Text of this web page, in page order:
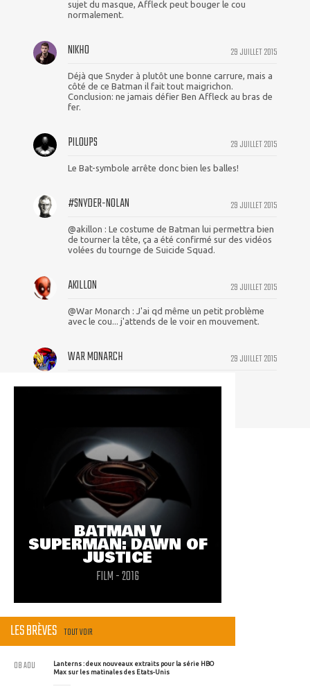
sujet du masque, Affleck peut bouger le cou
normalement.
29 JUILLET 2015
NIKHO
Déjà que Snyder à plutôt une bonne carrure, mais a
côté de ce Batman il fait tout maigrichon.
Conclusion: ne jamais défier Ben Affleck au bras de
fer.
29 JUILLET 2015
PILOUPS
Le Bat-symbole arrête donc bien les balles!
29 JUILLET 2015
#SNYDER-NOLAN
@akillon : Le costume de Batman lui permettra bien
de tourner la tête, ça a été confirmé sur des vidéos
volées du tournge de Suicide Squad.
29 JUILLET 2015
AKILLON
@War Monarch : J'ai qd même un petit problème
avec le cou... j'attends de le voir en mouvement.
29 JUILLET 2015
WAR MONARCH
BATMAN V
SUPERMAN: DAWN OF
JUSTICE
FILM - 2016
LES BRÈVES TOUT VOIR
Lanterns : deux nouveaux extraits pour la série HBO
Max sur les matinales des Etats-Unis
08 AOU